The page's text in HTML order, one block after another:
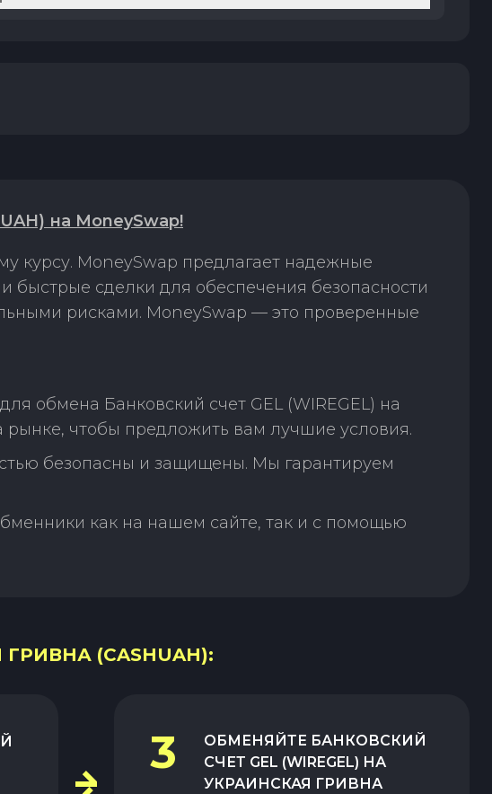
на MoneySwap!
курсу. MoneySwap предлагает надежные
быстрые сделки для обеспечения безопасности
рисками. MoneySwap — это проверенные
обмена Банковский счет GEL (WIREGEL) на
чтобы предложить вам лучшие условия.
безопасны и защищены. Мы гарантируем
как на нашем сайте, так и с помощью
(CASHUAH):
3 ОБМЕНЯЙТЕ БАНКОВСКИЙ
СЧЕТ GEL (WIREGEL) НА
УКРАИНСКАЯ ГРИВНА